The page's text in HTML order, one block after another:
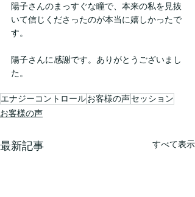
陽子さんのまっすぐな瞳で、本来の私を見抜
いて信じくださったのが本当に嬉しかったで
す。
陽子さんに感謝です。ありがとうございまし
た。
エナジーコントロールお客様の声セッション
お客様の声
最新記事 すべて表示